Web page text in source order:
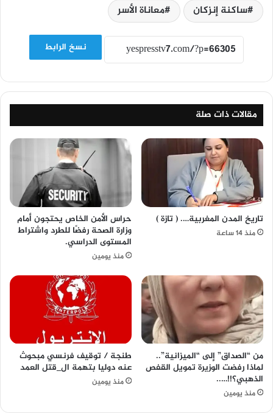
ساكنة إنزكان
معاناة الأسر
نسخ الرابط
مقالات ذات صلة
تاريخ المدن المغربية…. ( تازة )
منذ 14 ساعة
حراس الأمن الخاص يحتجون أمام
وزارة الصحة رفضًا للطرد واشتراط
المستوى الدراسي.
منذ يومين
من “الصداق” إلى “الميزانية”..
لماذا رفضت الوزيرة تمويل القفص
الذهبي؟!!…..
منذ يومين
طنجة / توقيف فرنسي مبحوث
عنه دوليا بتهمة ال_قتل العمد
منذ يومين